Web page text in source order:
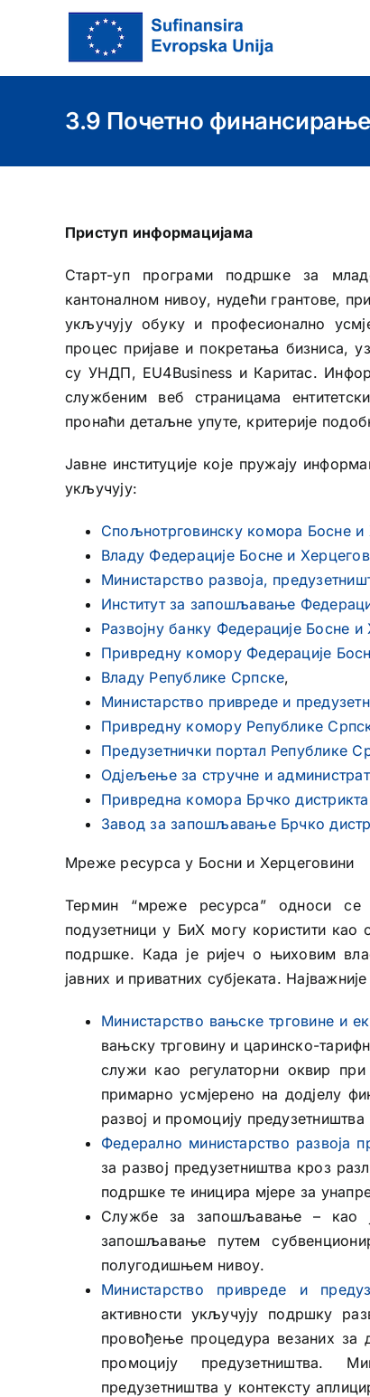
3.9 Почетно
Приступ информацијама
Старт-уп програми подршке за
кантоналном нивоу, нудећи грантове,
укључују обуку и професионално
процес пријаве и покретања бизниса,
су УНДП, EU4Business и Каритас.
службеним веб страницама
пронаћи детаљне упуте, критерије
Јавне институције које пружају
укључују:
Спољнотрговинску комора Босне и
Владу Федерације Босне и
Министарство развоја,
Институт за запошљавање
Развојну банку Федерације Босне и
Привредну комору Федерације
Владу Републике Српске,
Министарство привреде и
Привредну комору Републике
Предузетнички портал Републике
Одјељење за стручне и
Привредна комора Брчко дистрикта
Завод за запошљавање Брчко
Мреже ресурса у Босни и Херцеговини
Термин “мреже ресурса” односи се
подузетници у БиХ могу користити као
подршке. Када је ријеч о њиховим
јавних и приватних субјеката.
Министарство вањске трговине и
вањску трговину и царинско-
служи као регулаторни оквир
примарно усмјерено на додјелу
развој и промоцију
Федерално министарство развоја
за развој предузетништва кроз
подршке те иницира мјере за
Службе за запошљавање – као
запошљавање путем
полугодишњем нивоу.
Министарство привреде и
активности укључују подршку
провођење процедура везаних за
промоцију предузетништва.
предузетништва у контексту